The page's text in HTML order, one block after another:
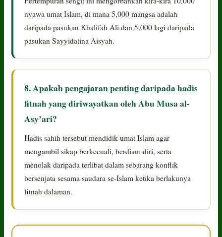
nyawa umat Islam, di mana 5,000 mangsa adalah
daripada pasukan Khalifah Ali dan 5,000 lagi daripada
pasukan Sayyidatina Aisyah.
8. Apakah pengajaran penting daripada hadis
fitnah yang diriwayatkan oleh Abu Musa al-
Asy’ari?
Hadis sahih tersebut mendidik umat Islam agar
mengambil sikap berkecuali, berdiam diri, serta
menolak daripada terlibat dalam sebarang konflik
bersenjata sesama saudara se-Islam ketika berlakunya
fitnah dalaman.